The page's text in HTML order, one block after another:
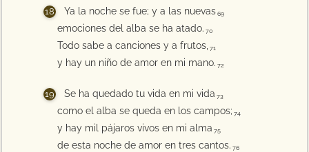
Ya la noche se fue; y a las nuevas 69
emociones del alba se ha atado. 70
Todo sabe a canciones y a frutos, 71
y hay un niño de amor en mi mano. 72
Se ha quedado tu vida en mi vida 73
como el alba se queda en los campos; 74
y hay mil pájaros vivos en mi alma 75
de esta noche de amor en tres cantos. 76